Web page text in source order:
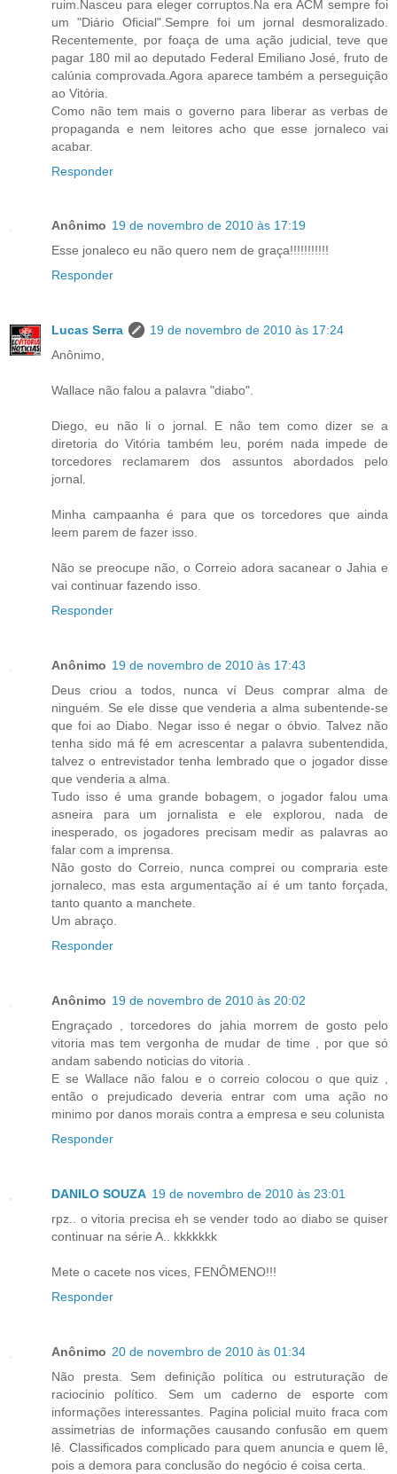
ruim.Nasceu para eleger corruptos.Na era ACM sempre foi
um "Diário Oficial".Sempre foi um jornal desmoralizado.
Recentemente, por foaça de uma ação judicial, teve que
pagar 180 mil ao deputado Federal Emiliano José, fruto de
calúnia comprovada.Agora aparece também a perseguição
ao Vitória.
Como não tem mais o governo para liberar as verbas de
propaganda e nem leitores acho que esse jornaleco vai
acabar.
Responder
Anônimo 19 de novembro de 2010 às 17:19
Esse jonaleco eu não quero nem de graça!!!!!!!!!!!
Responder
Lucas Serra
19 de novembro de 2010 às 17:24
Anônimo,
Wallace não falou a palavra "diabo".
Diego, eu não li o jornal. E não tem como dizer se a
diretoria do Vitória também leu, porém nada impede de
torcedores reclamarem dos assuntos abordados pelo
jornal.
Minha campaanha é para que os torcedores que ainda
leem parem de fazer isso.
Não se preocupe não, o Correio adora sacanear o Jahia e
vai continuar fazendo isso.
Responder
Anônimo 19 de novembro de 2010 às 17:43
Deus criou a todos, nunca ví Deus comprar alma de
ninguém. Se ele disse que venderia a alma subentende-se
que foi ao Diabo. Negar isso é negar o óbvio. Talvez não
tenha sido má fé em acrescentar a palavra subentendida,
talvez o entrevistador tenha lembrado que o jogador disse
que venderia a alma.
Tudo isso é uma grande bobagem, o jogador falou uma
asneira para um jornalista e ele explorou, nada de
inesperado, os jogadores precisam medir as palavras ao
falar com a imprensa.
Não gosto do Correio, nunca comprei ou compraria este
jornaleco, mas esta argumentação aí é um tanto forçada,
tanto quanto a manchete.
Um abraço.
Responder
Anônimo 19 de novembro de 2010 às 20:02
Engraçado , torcedores do jahia morrem de gosto pelo
vitoria mas tem vergonha de mudar de time , por que só
andam sabendo noticias do vitoria .
E se Wallace não falou e o correio colocou o que quiz ,
então o prejudicado deveria entrar com uma ação no
minimo por danos morais contra a empresa e seu colunista
Responder
DANILO SOUZA 19 de novembro de 2010 às 23:01
rpz.. o vitoria precisa eh se vender todo ao diabo se quiser
continuar na série A.. kkkkkkk
Mete o cacete nos vices, FENÔMENO!!!
Responder
Anônimo 20 de novembro de 2010 às 01:34
Não presta. Sem definição política ou estruturação de
raciocinio político. Sem um caderno de esporte com
informações interessantes. Pagina policial muito fraca com
assimetrias de informações causando confusão em quem
lê. Classificados complicado para quem anuncia e quem lê,
pois a demora para conclusão do negócio é coisa certa.